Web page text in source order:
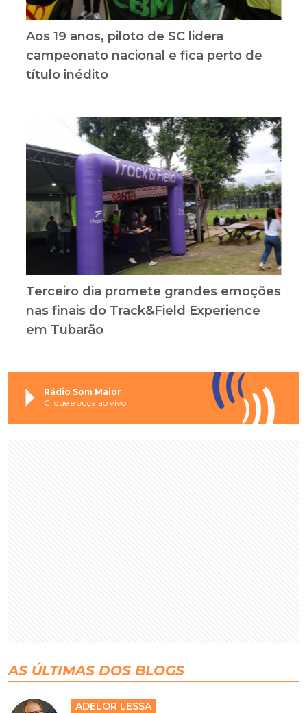
Aos 19 anos, piloto de SC lidera
campeonato nacional e fica perto de
título inédito
Terceiro dia promete grandes emoções
nas finais do Track&Field Experience
em Tubarão
Rádio Som Maior
Clique e ouça ao vivo
AS ÚLTIMAS DOS BLOGS
ADELOR LESSA